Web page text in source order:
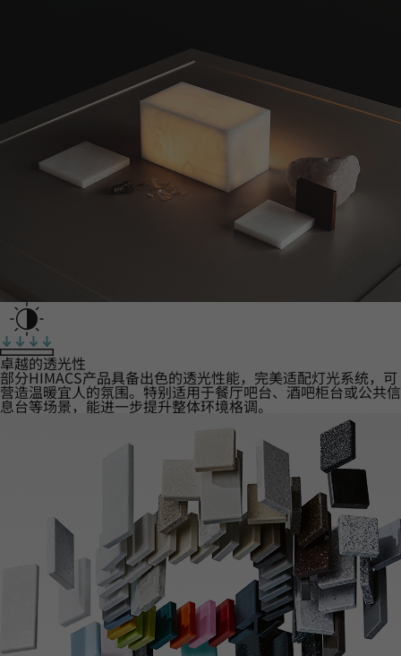
卓越的透光性
部分HIMACS产品具备出色的透光性能，完美适配灯光系统，可
营造温暖宜人的氛围。特别适用于餐厅吧台、酒吧柜台或公共信
息台等场景，能进一步提升整体环境格调。